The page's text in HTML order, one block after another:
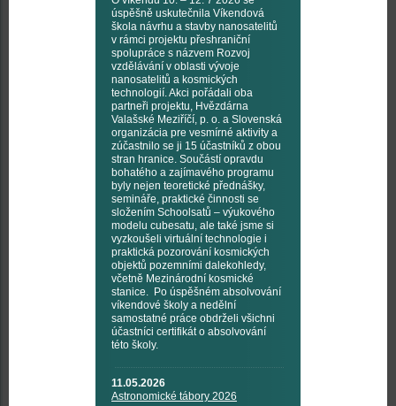
úspěšně uskutečnila Víkendová
škola návrhu a stavby nanosatelitů
v rámci projektu přeshraniční
spolupráce s názvem Rozvoj
vzdělávání v oblasti vývoje
nanosatelitů a kosmických
technologií. Akci pořádali oba
partneři projektu, Hvězdárna
Valašské Meziříčí, p. o. a Slovenská
organizácia pre vesmírné aktivity a
zúčastnilo se ji 15 účastníků z obou
stran hranice. Součástí opravdu
bohatého a zajímavého programu
byly nejen teoretické přednášky,
semináře, praktické činnosti se
složením Schoolsatů – výukového
modelu cubesatu, ale také jsme si
vyzkoušeli virtuální technologie i
praktická pozorování kosmických
objektů pozemními dalekohledy,
včetně Mezinárodní kosmické
stanice. Po úspěšném absolvování
víkendové školy a nedělní
samostatné práce obdrželi všichni
účastníci certifikát o absolvování
této školy.
11.05.2026
Astronomické tábory 2026